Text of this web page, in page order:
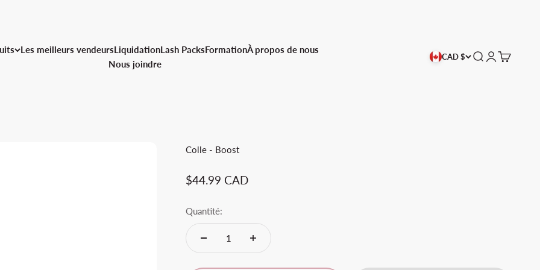
Les meilleurs vendeursLiquidationLash PacksFormationÀ propos de nous
Nous joindre
CAD $ Recherche
Connexion
Panier
Colle - Boost
Prix de vente
$44.99 CAD
Quantité: